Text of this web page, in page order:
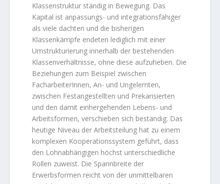
Klassenstruktur ständig in Bewegung. Das
Kapital ist anpassungs- und integrationsfähiger
als viele dachten und die bisherigen
Klassenkämpfe endeten lediglich mit einer
Umstrukturierung innerhalb der bestehenden
Klassenverhältnisse, ohne diese aufzuheben. Die
Beziehungen zum Beispiel zwischen
FacharbeiterInnen, An- und Ungelernten,
zwischen Festangestellten und Prekarisierten
und den damit einhergehenden Lebens- und
Arbeitsformen, verschieben sich beständig. Das
heutige Niveau der Arbeitsteilung hat zu einem
komplexen Kooperationssystem geführt, dass
den Lohnabhängigen höchst unterschiedliche
Rollen zuweist. Die Spannbreite der
Erwerbsformen reicht von der unmittelbaren